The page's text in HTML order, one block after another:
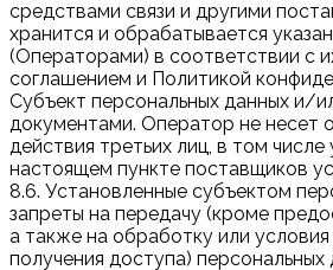
средствами связи и другими
хранится и обрабатывается
(Операторами) в соответствии с
соглашением и Политикой
Субъект персональных данных и/
документами. Оператор не несет
действия третьих лиц, в том числе
настоящем пункте поставщиков
8.6. Установленные субъектом
запреты на передачу (кроме
а также на обработку или
получения доступа) персональных